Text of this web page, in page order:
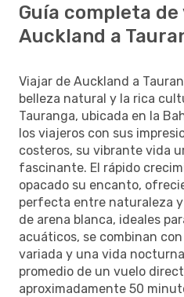
Guía completa de
Auckland a
Viajar de Auckland a
belleza natural y la rica
Tauranga, ubicada en la
los viajeros con sus
costeros, su vibrante vida
fascinante. El rápido
opacado su encanto,
perfecta entre naturaleza
de arena blanca, ideales
acuáticos, se combinan
variada y una vida
promedio de un vuelo
aproximadamente 50